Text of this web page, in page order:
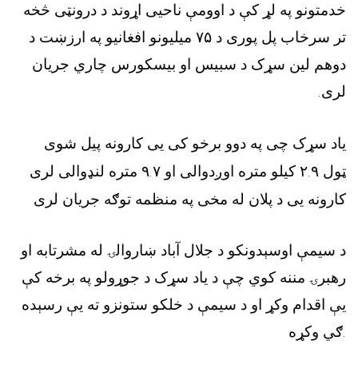
خدمتونو په لړ کې د اوومې ناحیی اړوند د درونټی څخه
تر سرخاب پل پوری د ۷۵ میلیونو افغانیو په ارزښت د
دوهم لین سړک د سبیس او بیسکورس چاري جریان
لری.
ټول ۲.۹ کیلو متره اوږدوالی او ۹.۷ متره لنډوالی لری
کارونه یی د پلان له مخی په منظمه توګه جریان لری
د سیمې اوسېدونکو د جلال آباد ښاروالۍ له مشرتابه او
رهبرۍ مننه کوي چې د یاد سړک د جوړولو په برخه کې
یې اقدام وکړ او د سیمې د خلکو ستونزو ته یې رسېده
ګي وکړه.